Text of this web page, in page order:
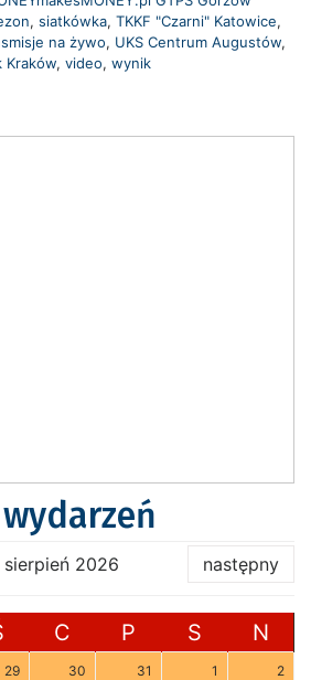
, siatkówka, TKKF "Czarni" Katowice,
na żywo, UKS Centrum Augustów,
Kraków, video, wynik
sierpień 2026 następny
C P S N
29 30 31 1 2